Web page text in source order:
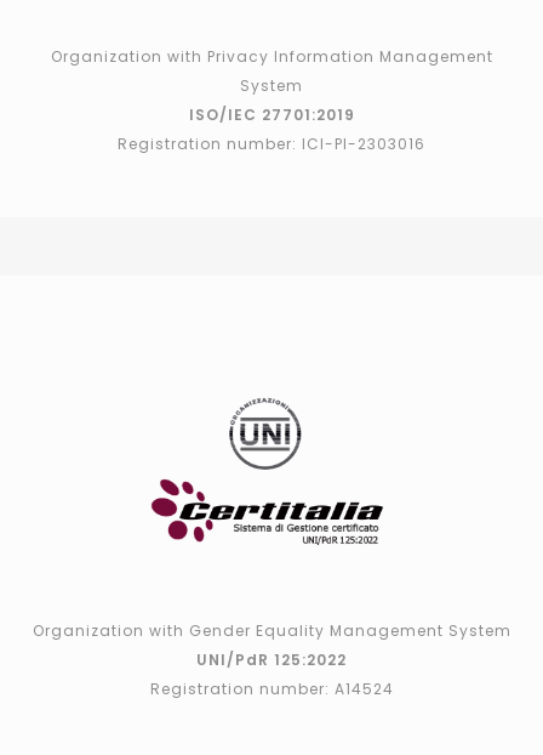
Organization with Privacy Information Management
System
ISO/IEC 27701:2019
Registration number: ICI-PI-2303016
Organization with Gender Equality Management System
UNI/PdR 125:2022
Registration number: A14524